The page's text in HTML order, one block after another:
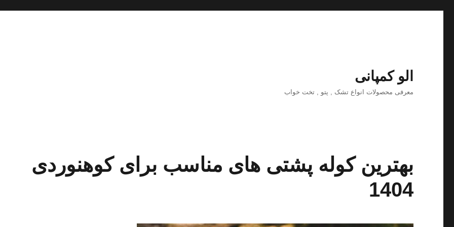
الو کمپانی
معرفی محصولات انواع تشک , پتو , تخت خواب
بهترین کوله پشتی های مناسب برای کوهنوردی
1404